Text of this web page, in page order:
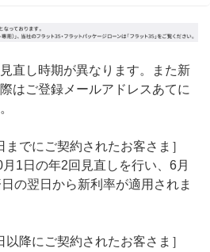
直し時期が異なります。また新
はご登録メールアドレスあてに
までにご契約されたお客さま］
1日の年2回見直しを行い、6月
の翌日から新利率が適用されま
以降にご契約されたお客さま］